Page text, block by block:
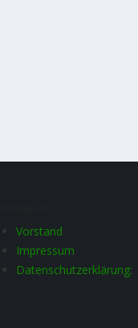
Vorstand
Impressum
Datenschutzerklärung: